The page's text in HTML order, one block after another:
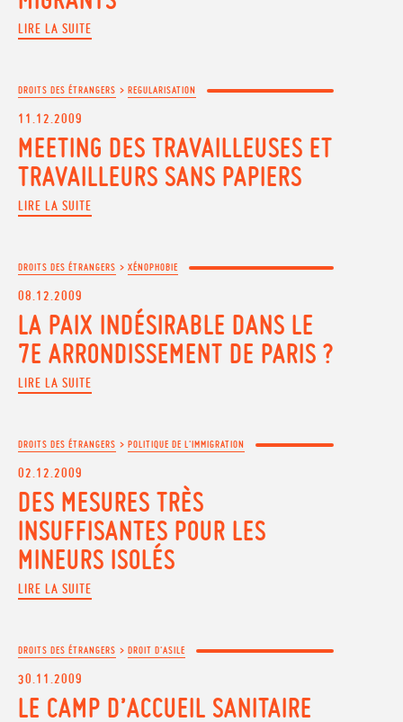
LIRE LA SUITE
DROITS DES ÉTRANGERS > REGULARISATION
11.12.2009
MEETING DES TRAVAILLEUSES ET
TRAVAILLEURS SANS PAPIERS
LIRE LA SUITE
DROITS DES ÉTRANGERS > XÉNOPHOBIE
08.12.2009
LA PAIX INDÉSIRABLE DANS LE
7E ARRONDISSEMENT DE PARIS ?
LIRE LA SUITE
DROITS DES ÉTRANGERS > POLITIQUE DE L'IMMIGRATION
02.12.2009
DES MESURES TRÈS
INSUFFISANTES POUR LES
MINEURS ISOLÉS
LIRE LA SUITE
DROITS DES ÉTRANGERS > DROIT D'ASILE
30.11.2009
LE CAMP D’ACCUEIL SANITAIRE